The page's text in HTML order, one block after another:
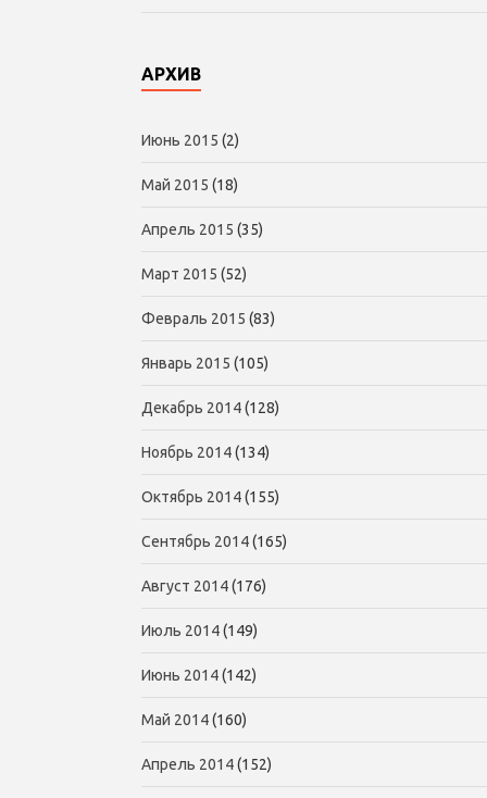
АРХИВ
Июнь 2015 (2)
Май 2015 (18)
Апрель 2015 (35)
Март 2015 (52)
Февраль 2015 (83)
Январь 2015 (105)
Декабрь 2014(128)
Ноябрь 2014(134)
Октябрь 2014(155)
Сентябрь 2014(165)
Август 2014(176)
Июль 2014(149)
Июнь 2014(142)
Май 2014(160)
Апрель 2014(152)